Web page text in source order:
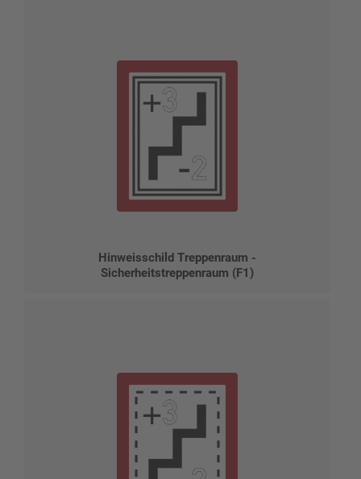
Hinweisschild Treppenraum -
Sicherheitstreppenraum (F1)